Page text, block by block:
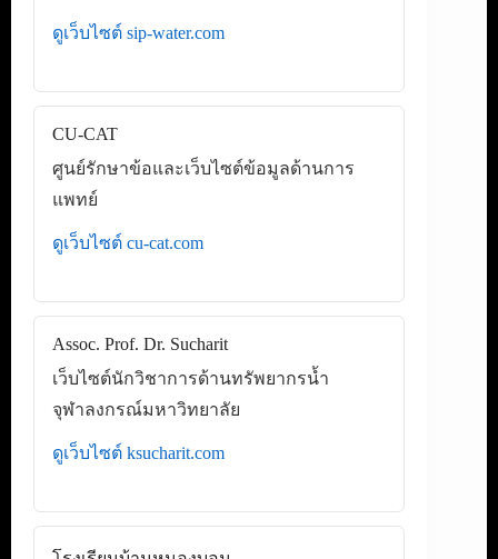
ดูเว็บไซต์ sip-water.com
CU-CAT
ศูนย์รักษาข้อและเว็บไซต์ข้อมูลด้านการ
แพทย์
ดูเว็บไซต์ cu-cat.com
Assoc. Prof. Dr. Sucharit
เว็บไซต์นักวิชาการด้านทรัพยากรน้ำ
จุฬาลงกรณ์มหาวิทยาลัย
ดูเว็บไซต์ ksucharit.com